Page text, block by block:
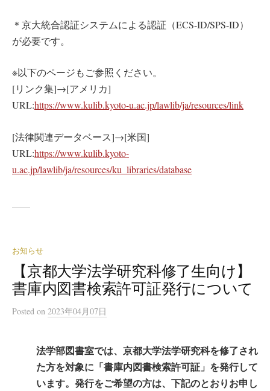
＊京大統合認証システムによる認証（ECS-ID/SPS-ID）
が必要です。
※以下のページもご参照ください。
[リンク集]→[アメリカ]
URL:https://www.kulib.kyoto-u.ac.jp/lawlib/ja/resources/link
[法律関連データベース]→[米国]
URL:https://www.kulib.kyoto-
u.ac.jp/lawlib/ja/resources/ku_libraries/database
お知らせ
【京都大学法学研究科修了生向け】
書庫内図書検索許可証発行について
Posted on 2023年04月07日
法学部図書室では、京都大学法学研究科を修了され
た方を対象に「書庫内図書検索許可証」を発行して
います。発行をご希望の方は、下記のとおりお申し